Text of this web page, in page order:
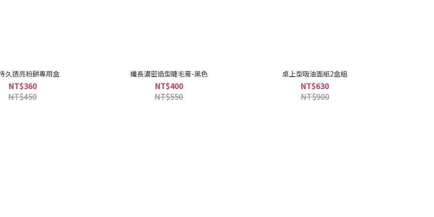
久透亮粉餅專用盒
NT$360
NT$450
纖長濃密造型睫毛膏-黑色
NT$400
NT$550
桌上型吸油面紙2盒組
NT$630
NT$900